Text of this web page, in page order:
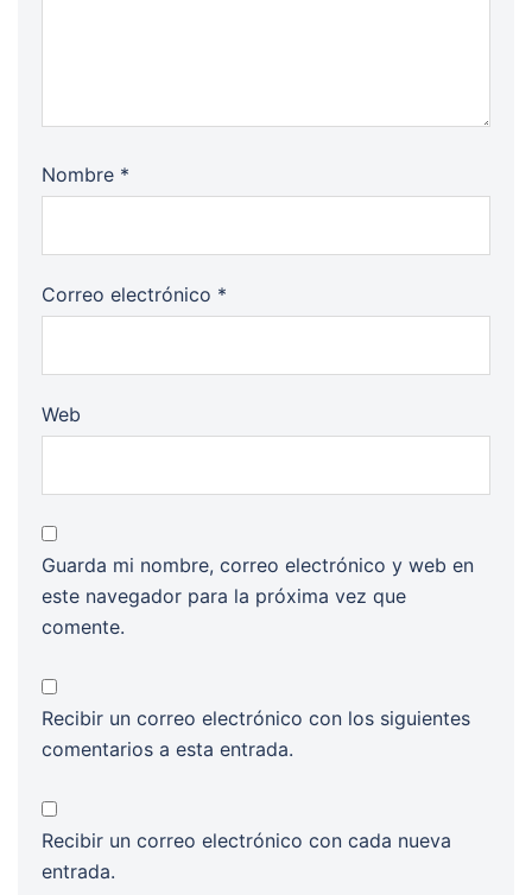
Nombre *
Correo electrónico *
Web
Guarda mi nombre, correo electrónico y web en
este navegador para la próxima vez que
comente.
Recibir un correo electrónico con los siguientes
comentarios a esta entrada.
Recibir un correo electrónico con cada nueva
entrada.